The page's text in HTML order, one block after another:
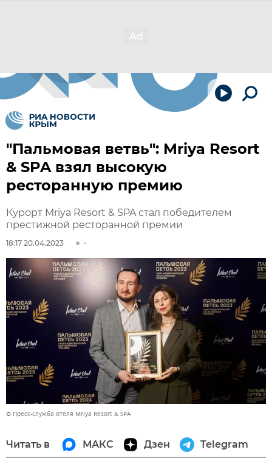
"Пальмовая ветвь": Mriya Resort
& SPA взял высокую
ресторанную премию
Курорт Mriya Resort & SPA стал победителем
престижной ресторанной премии
18:17 20.04.2023
© Пресс-служба отеля Mriya Resort & SPA
Читать в МАКС Дзен Telegram